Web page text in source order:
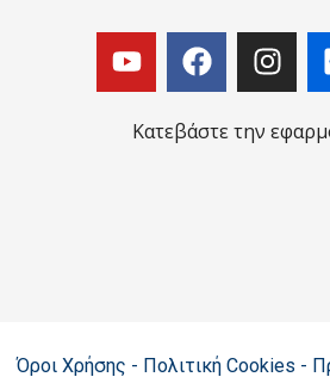
Κατεβάστε την
Όροι Χρήσης - Πολιτική Cookies -